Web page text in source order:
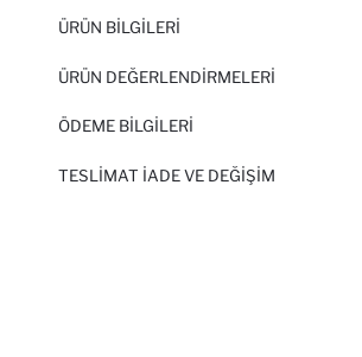
ÜRÜN BILGILERI
ÜRÜN DEĞERLENDİRMELERİ
ÖDEME BİLGİLERİ
TESLIMAT İADE VE DEĞIŞIM